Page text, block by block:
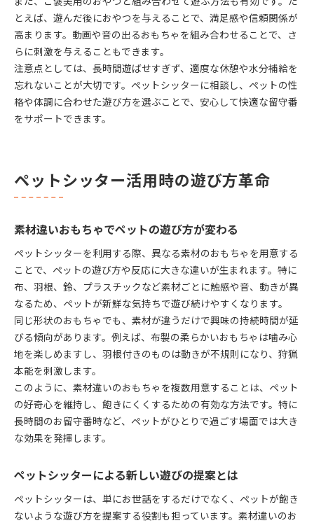
とえば、遊んだ後におやつを与えることで、満足感や信頼関係が
高まります。動画や音の出るおもちゃを組み合わせることで、さ
らに刺激を与えることもできます。
注意点としては、長時間遊ばせすぎず、適度な休憩や水分補給を
忘れないことが大切です。ペットシッターに相談し、ペットの性
格や体調に合わせた遊び方を選ぶことで、安心して快適な留守番
をサポートできます。
ペットシッター活用時の遊び方革命
素材違いおもちゃでペットの遊び方が変わる
ペットシッターを利用する際、異なる素材のおもちゃを用意する
ことで、ペットの遊び方や反応に大きな違いが生まれます。特に
布、羽根、鈴、プラスチックなど素材ごとに触感や音、動きが異
なるため、ペットが新鮮な気持ちで遊び続けやすくなります。
同じ形状のおもちゃでも、素材が違うだけで興味の持続時間が延
びる傾向があります。例えば、布製の柔らかいおもちゃは噛み心
地を楽しめますし、羽根付きのものは動きが不規則になり、狩猟
本能を刺激します。
このように、素材違いのおもちゃを複数用意することは、ペット
の好奇心を維持し、飽きにくくするための有効な方法です。特に
長時間のお留守番時など、ペットがひとりで過ごす場面では大き
な効果を発揮します。
ペットシッターによる新しい遊びの提案とは
ペットシッターは、単にお世話をするだけでなく、ペットが飽き
ないような遊び方を提案する役割も担っています。素材違いのお